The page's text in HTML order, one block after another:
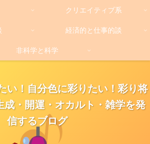
い！自分色に彩りたい！彩り将
・開運・オカルト・雑学を発
信するブログ
クリエイティブ系
経済的と仕事的談
非科学と科学